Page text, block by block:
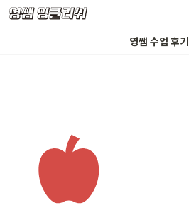
영쌤 수업 후기